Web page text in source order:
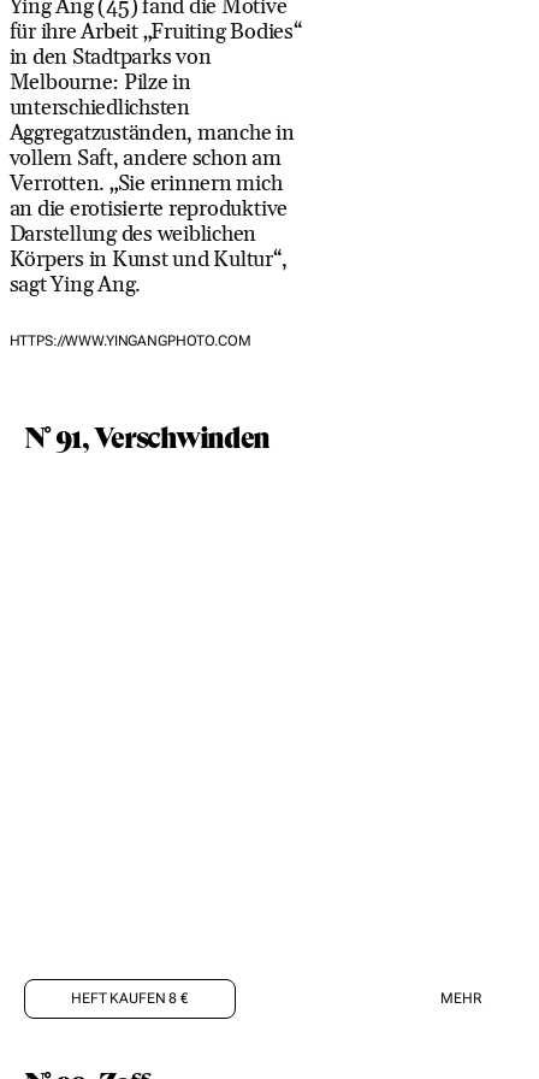
Ying Ang (45) fand die Motive
für ihre Arbeit „Fruiting Bodies“
in den Stadtparks von
Melbourne: Pilze in
unterschiedlichsten
Aggregatzuständen, manche in
vollem Saft, andere schon am
Verrotten. „Sie erinnern mich
an die erotisierte reproduktive
Darstellung des weiblichen
Körpers in Kunst und Kultur“,
sagt Ying Ang.
HTTPS://WWW.YINGANGPHOTO.COM
N° 91, Verschwinden
HEFT KAUFEN 8 € MEHR